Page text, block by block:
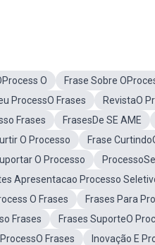
O Frase Sobre
ProcessO Frases
RevistaO
Frases
FrasesDe SE AME
O Processo
Frase
O Processo
Apresentacao Processo
O Frases
Frases Para
Frases
Frases SuporteO
Frases
Inovação E